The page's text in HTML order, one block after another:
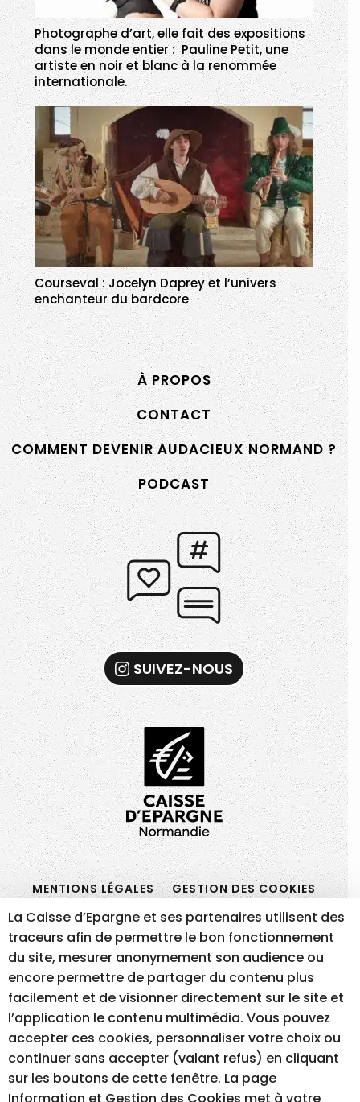
Photographe d’art, elle fait des expositions
dans le monde entier : Pauline Petit, une
artiste en noir et blanc à la renommée
internationale.
Courseval : Jocelyn Daprey et l’univers
enchanteur du bardcore
À PROPOS
CONTACT
COMMENT DEVENIR AUDACIEUX NORMAND ?
PODCAST
SUIVEZ-NOUS
MENTIONS LÉGALES
GESTION DES COOKIES
ACCESSIBILITÉ – NON CONFORME
RÉALISATION DU SITE INTERNET
La Caisse d’Epargne et ses partenaires utilisent des
traceurs afin de permettre le bon fonctionnement
du site, mesurer anonymement son audience ou
encore permettre de partager du contenu plus
facilement et de visionner directement sur le site et
l’application le contenu multimédia. Vous pouvez
accepter ces cookies, personnaliser votre choix ou
continuer sans accepter (valant refus) en cliquant
sur les boutons de cette fenêtre. La page